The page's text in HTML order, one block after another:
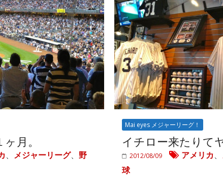
月。
、 メジャーリーグ、 野
Mai eyes メジャーリーグ！
イチロー来たりて
2012/08/09 アメリカ、
球